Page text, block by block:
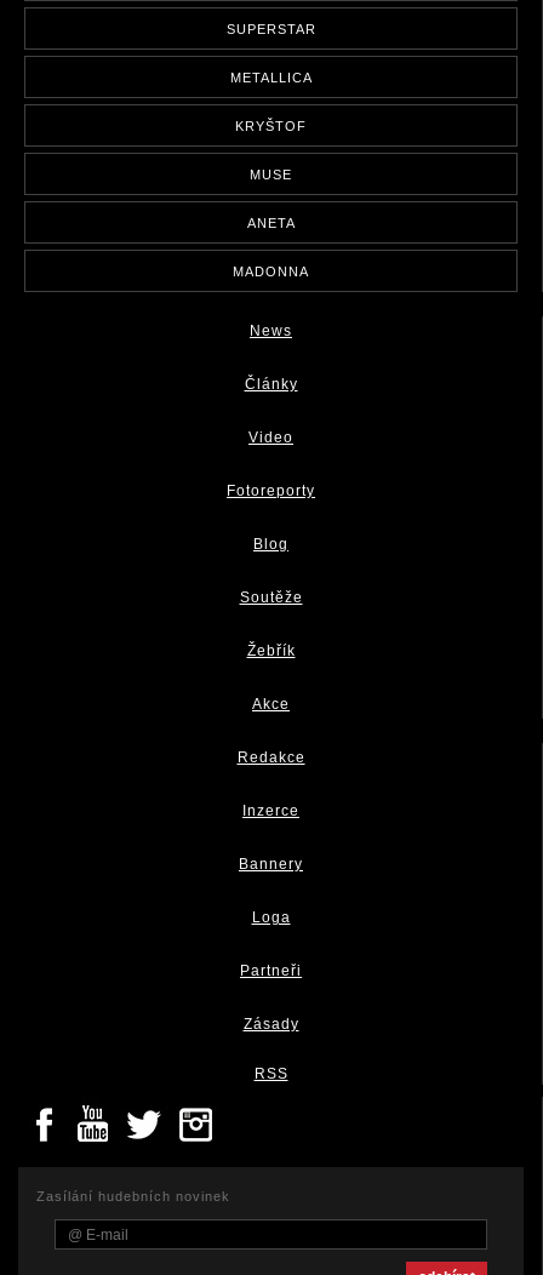
SUPERSTAR
METALLICA
KRYŠTOF
MUSE
ANETA
MADONNA
News
Články
Video
Fotoreporty
Blog
Soutěže
Žebřík
Akce
Redakce
Inzerce
Bannery
Loga
Partneři
Zásady
RSS
Zasílání hudebních novinek